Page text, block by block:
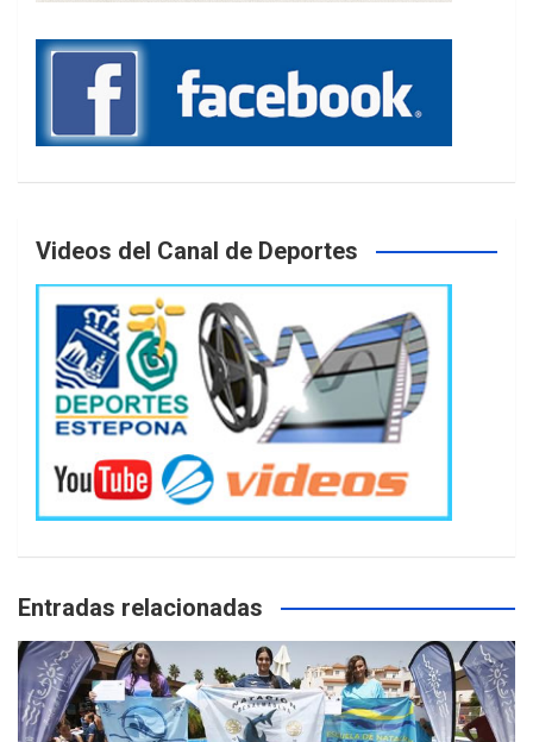
Videos del Canal de Deportes
Entradas relacionadas